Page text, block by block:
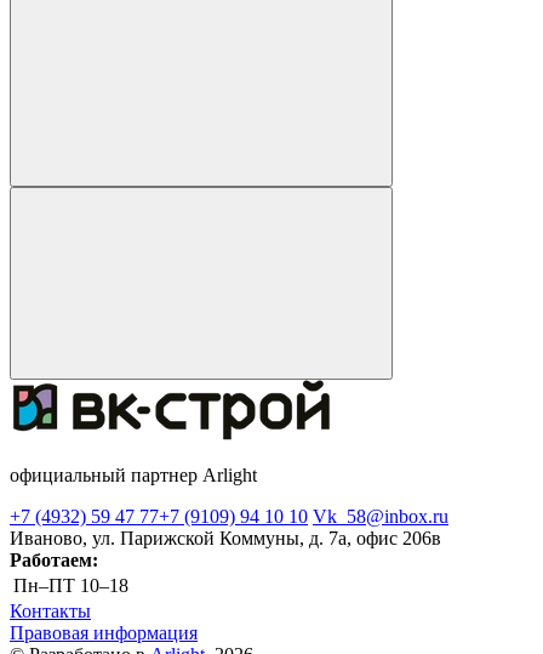
официальный партнер Arlight
+7 (4932) 59 47 77+7 (9109) 94 10 10 Vk_58@inbox.ru
Иваново, ул. Парижской Коммуны, д. 7а, офис 206в
Работаем:
Пн–ПТ 10–18
Контакты
Правовая информация